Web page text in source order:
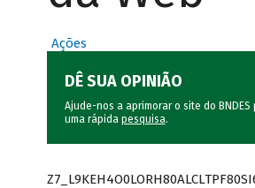
Ações
DÊ SUA OPINIÃO
Ajude-nos a aprimorar o site do
uma rápida pesquisa.